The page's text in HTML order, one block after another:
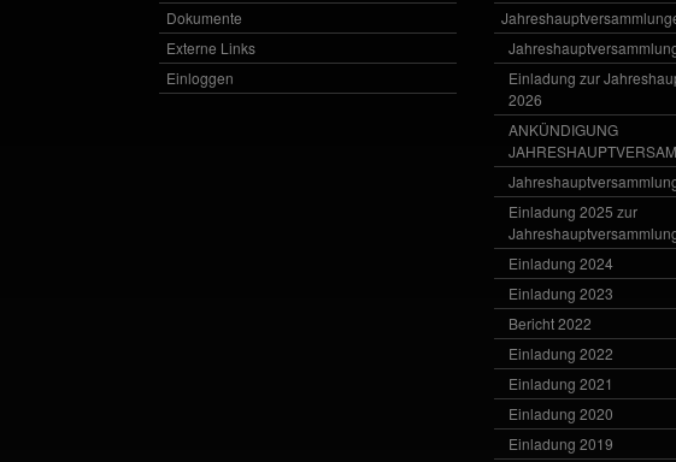
Dokumente
Externe Links
Einloggen
Einladung zur
2026
ANKÜNDIGUNG
Einladung 2025 zur
Einladung 2024
Einladung 2023
Bericht 2022
Einladung 2022
Einladung 2021
Einladung 2020
Einladung 2019